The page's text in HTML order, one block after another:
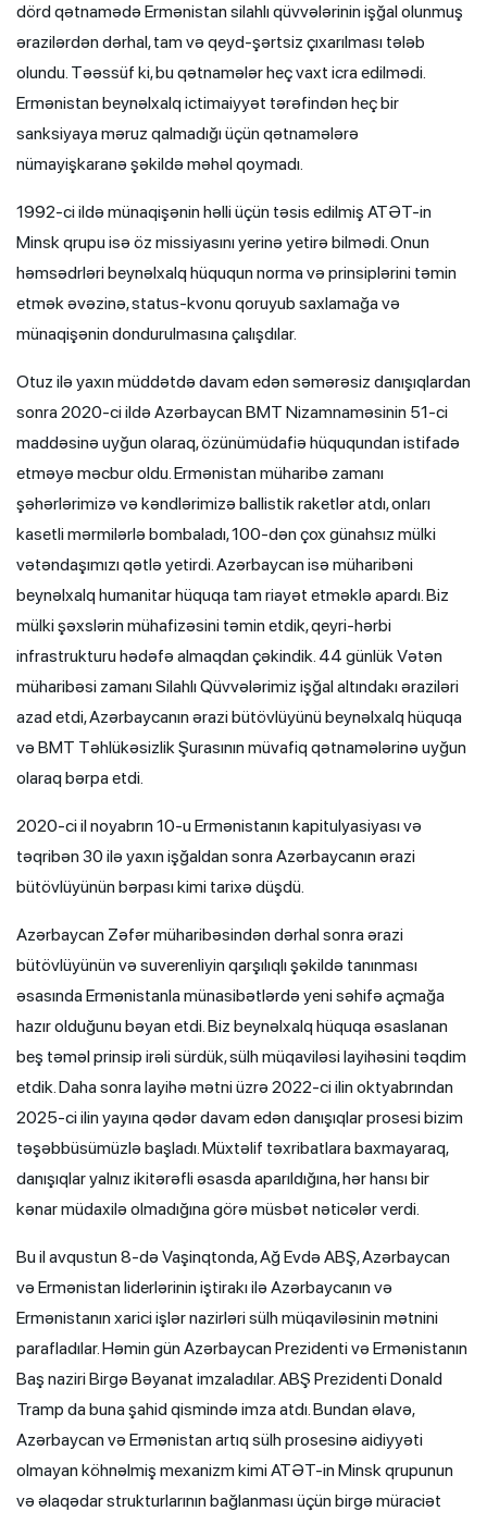
dörd qətnamədə Ermənistan silahlı qüvvələrinin işğal olunmuş
ərazilərdən dərhal, tam və qeyd-şərtsiz çıxarılması tələb
olundu. Təəssüf ki, bu qətnamələr heç vaxt icra edilmədi.
Ermənistan beynəlxalq ictimaiyyət tərəfindən heç bir
sanksiyaya məruz qalmadığı üçün qətnamələrə
nümayişkaranə şəkildə məhəl qoymadı.
1992-ci ildə münaqişənin həlli üçün təsis edilmiş ATƏT-in
Minsk qrupu isə öz missiyasını yerinə yetirə bilmədi. Onun
həmsədrləri beynəlxalq hüququn norma və prinsiplərini təmin
etmək əvəzinə, status-kvonu qoruyub saxlamağa və
münaqişənin dondurulmasına çalışdılar.
Otuz ilə yaxın müddətdə davam edən səmərəsiz danışıqlardan
sonra 2020-ci ildə Azərbaycan BMT Nizamnaməsinin 51-ci
maddəsinə uyğun olaraq, özünümüdafiə hüququndan istifadə
etməyə məcbur oldu. Ermənistan müharibə zamanı
şəhərlərimizə və kəndlərimizə ballistik raketlər atdı, onları
kasetli mərmilərlə bombaladı, 100-dən çox günahsız mülki
vətəndaşımızı qətlə yetirdi. Azərbaycan isə müharibəni
beynəlxalq humanitar hüquqa tam riayət etməklə apardı. Biz
mülki şəxslərin mühafizəsini təmin etdik, qeyri-hərbi
infrastrukturu hədəfə almaqdan çəkindik. 44 günlük Vətən
müharibəsi zamanı Silahlı Qüvvələrimiz işğal altındakı əraziləri
azad etdi, Azərbaycanın ərazi bütövlüyünü beynəlxalq hüquqa
və BMT Təhlükəsizlik Şurasının müvafiq qətnamələrinə uyğun
olaraq bərpa etdi.
2020-ci il noyabrın 10-u Ermənistanın kapitulyasiyası və
təqribən 30 ilə yaxın işğaldan sonra Azərbaycanın ərazi
bütövlüyünün bərpası kimi tarixə düşdü.
Azərbaycan Zəfər müharibəsindən dərhal sonra ərazi
bütövlüyünün və suverenliyin qarşılıqlı şəkildə tanınması
əsasında Ermənistanla münasibətlərdə yeni səhifə açmağa
hazır olduğunu bəyan etdi. Biz beynəlxalq hüquqa əsaslanan
beş təməl prinsip irəli sürdük, sülh müqaviləsi layihəsini təqdim
etdik. Daha sonra layihə mətni üzrə 2022-ci ilin oktyabrından
2025-ci ilin yayına qədər davam edən danışıqlar prosesi bizim
təşəbbüsümüzlə başladı. Müxtəlif təxribatlara baxmayaraq,
danışıqlar yalnız ikitərəfli əsasda aparıldığına, hər hansı bir
kənar müdaxilə olmadığına görə müsbət nəticələr verdi.
Bu il avqustun 8-də Vaşinqtonda, Ağ Evdə ABŞ, Azərbaycan
və Ermənistan liderlərinin iştirakı ilə Azərbaycanın və
Ermənistanın xarici işlər nazirləri sülh müqaviləsinin mətnini
parafladılar. Həmin gün Azərbaycan Prezidenti və Ermənistanın
Baş naziri Birgə Bəyanat imzaladılar. ABŞ Prezidenti Donald
Tramp da buna şahid qismində imza atdı. Bundan əlavə,
Azərbaycan və Ermənistan artıq sülh prosesinə aidiyyəti
olmayan köhnəlmiş mexanizm kimi ATƏT-in Minsk qrupunun
və əlaqədar strukturlarının bağlanması üçün birgə müraciət